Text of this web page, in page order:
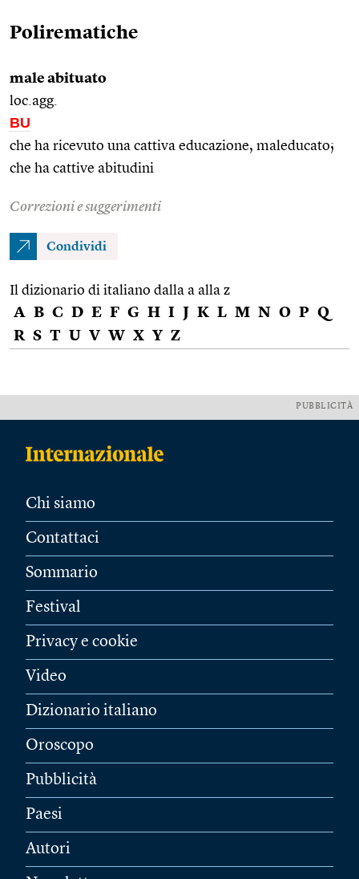
Polirematiche
male abituato
loc.agg.
BU
che ha ricevuto una cattiva educazione, maleducato;
che ha cattive abitudini
Correzioni e suggerimenti
Condividi
Il dizionario di italiano dalla a alla z
A B C D E F G H I J K L M N O P Q
R S T U V W X Y Z
PUBBLICITÀ
Chi siamo
Contattaci
Sommario
Festival
Privacy e cookie
Video
Dizionario italiano
Oroscopo
Pubblicità
Paesi
Autori